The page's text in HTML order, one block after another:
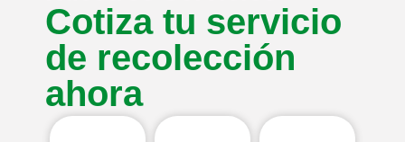
Cotiza tu servicio
de recolección
ahora